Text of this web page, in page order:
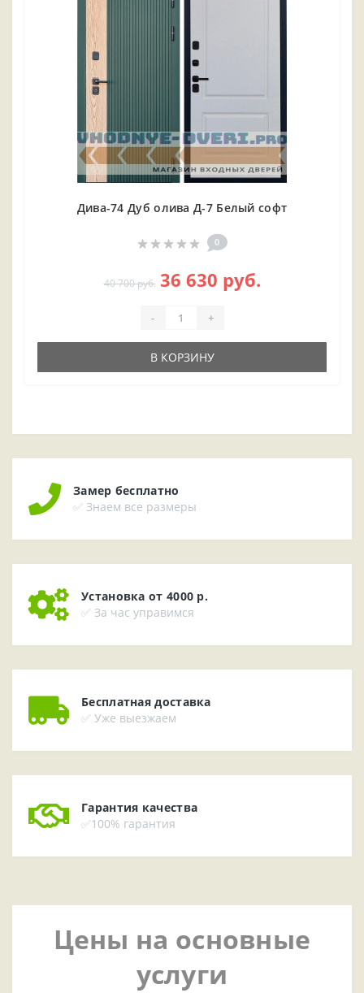
Дива-74 Дуб олива Д-7 Белый софт
0
40 700 руб. 36 630 руб.
- +
В КОРЗИНУ
Замер бесплатно
✅ Знаем все размеры
Установка от 4000 р.
✅ За час управимся
Бесплатная доставка
✅ Уже выезжаем
Гарантия качества
✅100% гарантия
Цены на основные
услуги